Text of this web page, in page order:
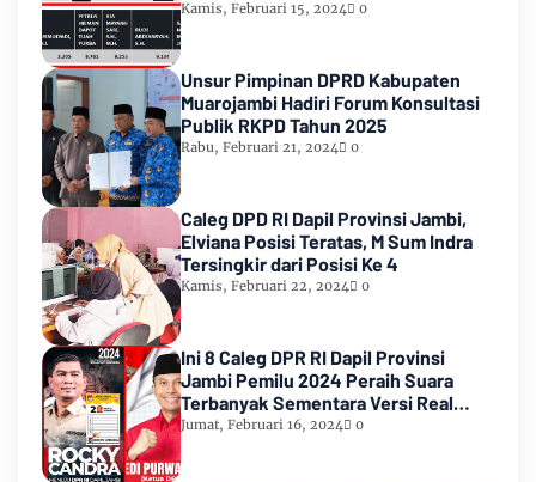
Urutan Kedua Teratas
Kamis, Februari 15, 2024 0
Unsur Pimpinan DPRD Kabupaten
Muarojambi Hadiri Forum Konsultasi
Publik RKPD Tahun 2025
Rabu, Februari 21, 2024 0
Caleg DPD RI Dapil Provinsi Jambi,
Elviana Posisi Teratas, M Sum Indra
Tersingkir dari Posisi Ke 4
Kamis, Februari 22, 2024 0
Ini 8 Caleg DPR RI Dapil Provinsi
Jambi Pemilu 2024 Peraih Suara
Terbanyak Sementara Versi Real
Count KPU RI
Jumat, Februari 16, 2024 0